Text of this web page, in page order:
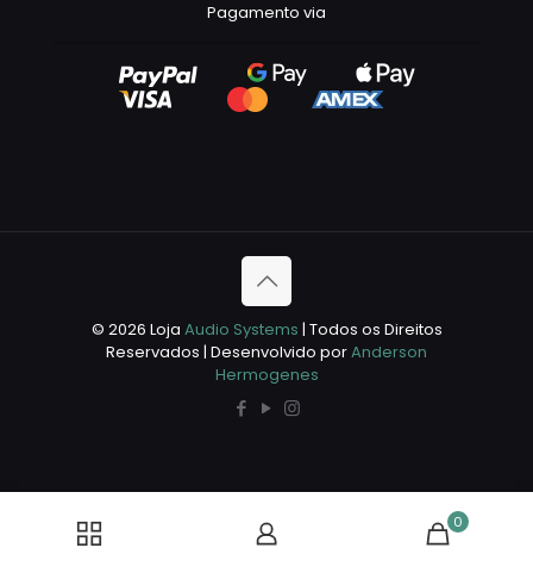
Pagamento via
© 2026 Loja Audio Systems | Todos os Direitos
Reservados | Desenvolvido porAnderson
Hermogenes
0